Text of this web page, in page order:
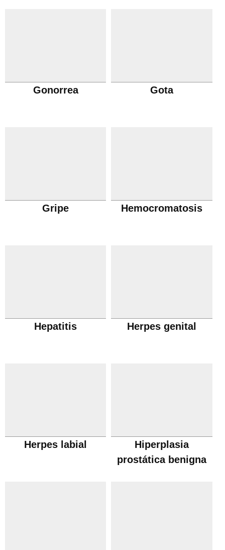
Gonorrea Gota
Gripe Hemocromatosis
Hepatitis Herpes genital
Herpes labial
Hiperplasia
prostática benigna